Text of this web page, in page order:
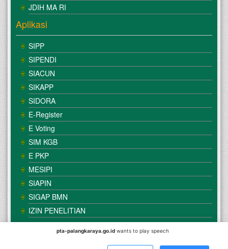
JDIH MA RI
Aplikasi
SIPP
SIPENDI
SIACUN
SIKAPP
SIDORA
E-Register
E Voting
SIM KGB
E PKP
MESIPI
SIAPIN
SIGAP BMN
IZIN PENELITIAN
pta-palangkaraya.go.id wants to play speech